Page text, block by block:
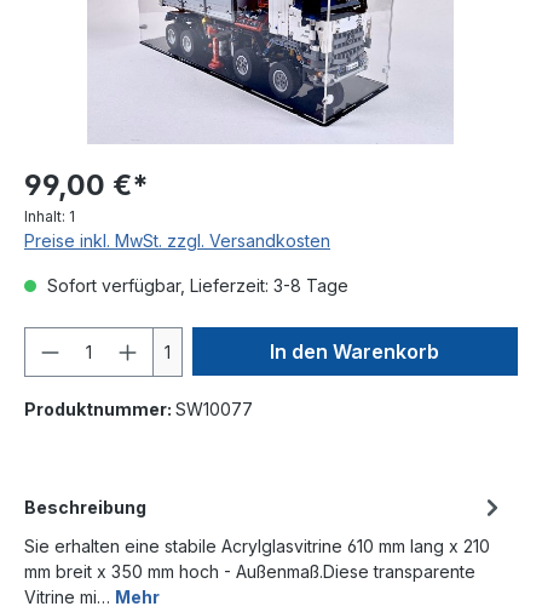
99,00 €*
Inhalt: 1
Preise inkl. MwSt. zzgl. Versandkosten
Sofort verfügbar, Lieferzeit: 3-8 Tage
1 In den Warenkorb
Produktnummer: SW10077
Beschreibung
Sie erhalten eine stabile Acrylglasvitrine 610 mm lang x 210
mm breit x 350 mm hoch - Außenmaß.Diese transparente
Vitrine mi… Mehr